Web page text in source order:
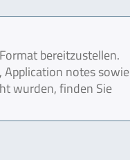
bereitzustellen.
Application notes sowie
wurden, finden Sie